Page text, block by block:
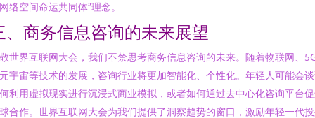
络空间命运共同体”理念。
、商务信息咨询的未来展望
世界互联网大会，我们不禁思考商务信息咨询的未来。随着物联网、
宇宙等技术的发展，咨询行业将更加智能化、个性化。年轻人可能会
利用虚拟现实进行沉浸式商业模拟，或者如何通过去中心化咨询平台
合作。世界互联网大会为我们提供了洞察趋势的窗口，激励年轻一代